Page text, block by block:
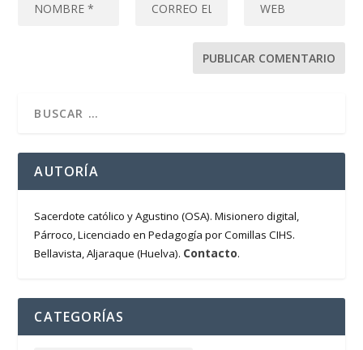
AUTORÍA
Sacerdote católico y Agustino (OSA). Misionero digital,
Párroco, Licenciado en Pedagogía por Comillas CIHS.
Bellavista, Aljaraque (Huelva). Contacto.
CATEGORÍAS